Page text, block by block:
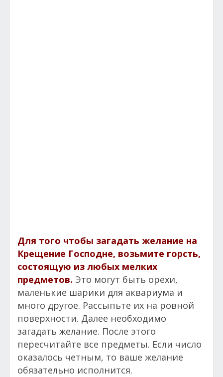
Для того чтобы загадать желание на
Крещение Господне, возьмите горсть,
состоящую из любых мелких
предметов. Это могут быть орехи,
маленькие шарики для аквариума и
много другое. Рассыпьте их на ровной
поверхности. Далее необходимо
загадать желание. После этого
пересчитайте все предметы. Если число
оказалось четным, то ваше желание
обязательно исполнится.